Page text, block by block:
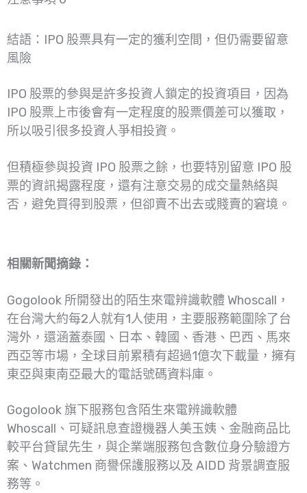
結語：IPO 股票具有一定的獲利空間，但仍需要留意
風險
IPO 股票的參與是許多投資人鎖定的投資項目，因為
IPO 股票上市後會有一定程度的股票價差可以獲取，
所以吸引很多投資人爭相投資。
但積極參與投資 IPO 股票之餘，也要特別留意 IPO 股
票的資訊揭露程度，還有注意交易的成交量熱絡與
否，避免買得到股票，但卻賣不出去或賤賣的窘境。
相關新聞摘錄：
Gogolook 所開發出的陌生來電辨識軟體 Whoscall，
在台灣大約每2人就有1人使用，主要服務範圍除了台
灣外，還涵蓋泰國、日本、韓國、香港、巴西、馬來
西亞等市場，全球目前累積有超過1億次下載量，擁有
東亞與東南亞最大的電話號碼資料庫。
Gogolook 旗下服務包含陌生來電辨識軟體
Whoscall、可疑訊息查證機器人美玉姨、金融商品比
較平台貸鼠先生，與企業端服務包含數位身分驗證方
案、Watchmen 商譽保護服務以及 AIDD 背景調查服
務等。